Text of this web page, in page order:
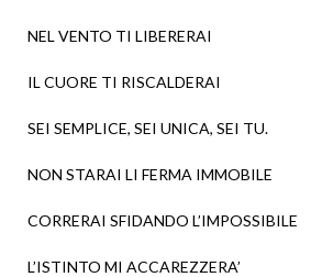
NEL VENTO TI LIBERERAI
IL CUORE TI RISCALDERAI
SEI SEMPLICE, SEI UNICA, SEI TU.
NON STARAI LI FERMA IMMOBILE
CORRERAI SFIDANDO L’IMPOSSIBILE
L’ISTINTO MI ACCAREZZERA’